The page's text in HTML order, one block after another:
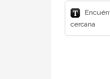
cercana